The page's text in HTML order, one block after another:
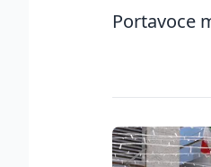
Portavoce